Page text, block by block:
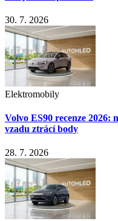
30. 7. 2026
Elektromobily
Volvo ES90 recenze
vzadu ztrácí body
28. 7. 2026